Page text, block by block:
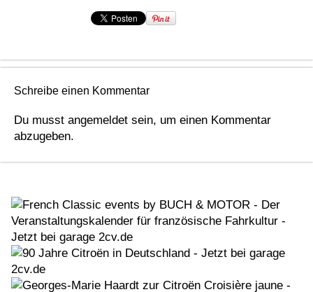
Schreibe einen Kommentar
Du musst angemeldet sein, um einen Kommentar
abzugeben.